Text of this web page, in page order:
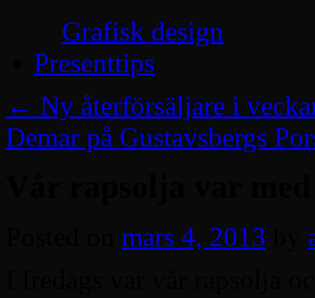
Grafisk design
Presenttips
← Ny återförsäljare i
Demar på Gustavsbergs
mars 4, 2013